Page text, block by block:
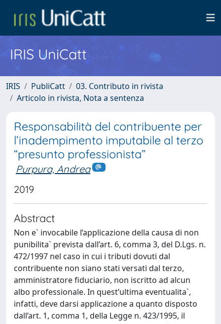
IRIS UniCatt
IRIS PubliCatt
03. Contributo in rivista
Articolo in rivista, Nota a sentenza
Responsabilità del contribuente per
l’inadempimento imputabile al terzo
“presunto professionista”
Purpura, Andrea
2019
Abstract
Non e` invocabile l’applicazione della causa di non
punibilita` prevista dall’art. 6, comma 3, del D.Lgs. n.
472/1997 nel caso in cui i tributi dovuti dal
contribuente non siano stati versati dal terzo,
amministratore fiduciario, non iscritto ad alcun
albo professionale. In quest’ultima eventualita`,
infatti, deve darsi applicazione a quanto disposto
dall’art. 1, comma 1, della Legge n. 423/1995, il